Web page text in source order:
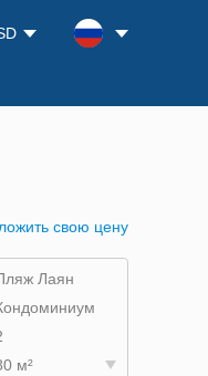
свою цену
Лаян
м²